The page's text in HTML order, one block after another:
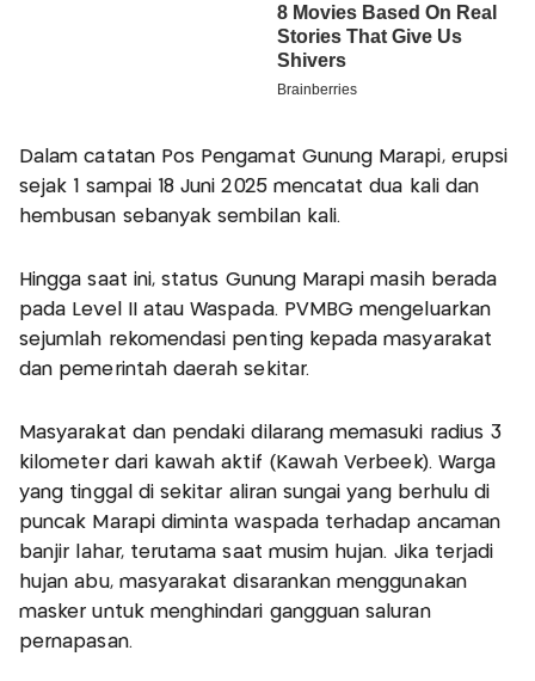
Dalam catatan Pos Pengamat Gunung Marapi, erupsi
sejak 1 sampai 18 Juni 2025 mencatat dua kali dan
hembusan sebanyak sembilan kali.
Hingga saat ini, status Gunung Marapi masih berada
pada Level II atau Waspada. PVMBG mengeluarkan
sejumlah rekomendasi penting kepada masyarakat
dan pemerintah daerah sekitar.
Masyarakat dan pendaki dilarang memasuki radius 3
kilometer dari kawah aktif (Kawah Verbeek). Warga
yang tinggal di sekitar aliran sungai yang berhulu di
puncak Marapi diminta waspada terhadap ancaman
banjir lahar, terutama saat musim hujan. Jika terjadi
hujan abu, masyarakat disarankan menggunakan
masker untuk menghindari gangguan saluran
pernapasan.